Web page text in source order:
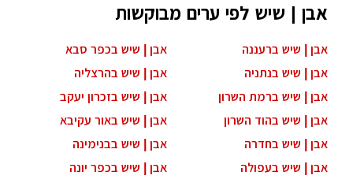
אבן | שיש לפי ערים מבוקשות
אבן | שיש ברעננה
אבן | שיש בכפר סבא
אבן | שיש בנתניה
אבן | שיש בהרצליה
אבן | שיש ברמת השרון
אבן | שיש בזכרון יעקב
אבן | שיש בהוד השרון
אבן | שיש באור עקיבא
אבן | שיש בחדרה
אבן | שיש בבנימינה
אבן | שיש בעפולה
אבן | שיש בכפר יונה